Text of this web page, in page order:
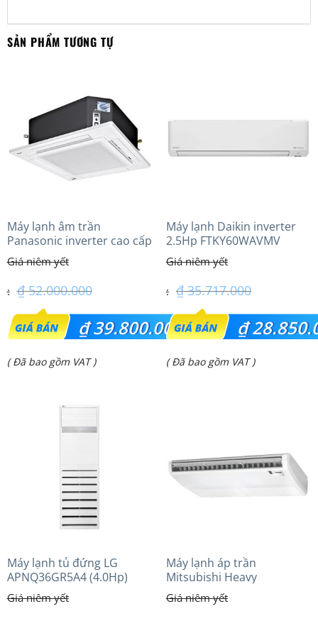
SẢN PHẨM TƯƠNG TỰ
Máy lạnh âm trần
Panasonic inverter cao cấp
(5.0Hp) S-3448PU3HA/U-
43PRH1H8 – 3 Pha
₫52.000.000
Giá
gốc
là:
₫39.800.000
Giá
( Đã bao gồm VAT )
Máy lạnh Daikin inverter
2.5Hp FTKY60WAVMV
₫35.717.000
Giá
gốc
là:
₫
Giá
₫ 28.850.000.
( Đã bao gồm VAT )
Máy lạnh tủ đứng LG
APNQ36GR5A4 (4.0Hp)
inverter
Máy lạnh áp trần
Mitsubishi Heavy
FDE140VG (6.0Hp) Cao cấp
– 1 Pha